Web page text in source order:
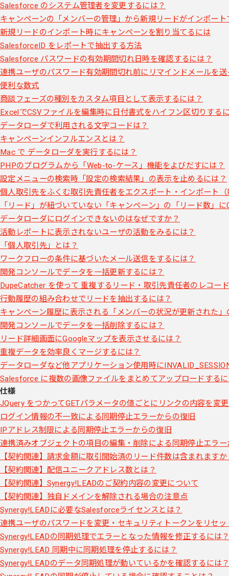
Salesforce のシステム管理者を変更するには？
キャンペーンの「メンバーの管理」から新規リードがインポート
新規リードのインポート時にキャンペーンを割り当てるには
SalesforceID をレポートで抽出する方法
Salesforce パスワードの有効期間切れ日時を確認するには？
連携ユーザのパスワード有効期間切れ前にリマインドメールを
便利な数式
商談フェーズの種別をカスタム項目として表示するには？
ExcelでCSVファイルを編集時に日付書式をハイフン区切りする
データローダで利用される文字コードは？
キャンペーンインフルエンスとは？
Mac で データローダを実行するには？
PHPのプログラムから「Web-to-ケース」機能をよびだすには？
設定メニューの検索時「設定の検索結果」の表示を止めるには？
個人取引先をふくむ取引先責任者をエクスポート・インポート
「リード」が紐づいていない「キャンペーン」の「リード数」
データローダにログインできないのはなぜですか？
活動レポートに表示されないユーザの活動をみるには？
「個人取引先」とは？
ワークフローの条件に基づいたメール送信をするには？
開発コンソールでデータを一括更新するには？
DupeCatcher を使って 重複するリード・取引先責任者のレコー
行動履歴の組み合わせでリードを抽出するには？
キャンペーン履歴に表示される「メンバーの状況が更新された
開発コンソールでデータを一括削除するには？
リード詳細画面にGoogleマップを表示させるには？
重複データを効率良くマージするには？
データローダなど他アプリケーション使用時に
Salesforce に複数の画像ファイルをまとめてアップロードする
仕様
JQuery をつかってGETパラメータの値ごとにリンクの内容を変
ログイン情報の不一致による同期停止エラーからの復旧
IPアドレス制限による同期停止エラーからの復旧
連携済みオブジェクトの項目の編集・削除による同期停止エラ
【契約関連】請求金額に取引開始済のリード件数は含まれますか
【契約関連】配信ユニークアドレス数とは？
【契約関連】Synergy!LEADのご契約内容の変更について
【契約関連】独自ドメインを解除される場合の注意点
Synergy!LEADに必要なSalesforceライセンスとは？
連携ユーザのパスワードを変更・セキュリティトークンをリセ
Synergy!LEADの同期処理でエラーとなった情報を修正するには
Synergy!LEAD 同期中に同期処理を停止するには？
Synergy!LEADのデータ同期処理が動いているかを確認するには